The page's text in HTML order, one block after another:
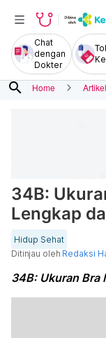
Chat
dengan
Dokter
search Home Artikel
34B:
Lengkap
Hidup Sehat
Ditinjau oleh Redaksi
34B: Ukuran Bra